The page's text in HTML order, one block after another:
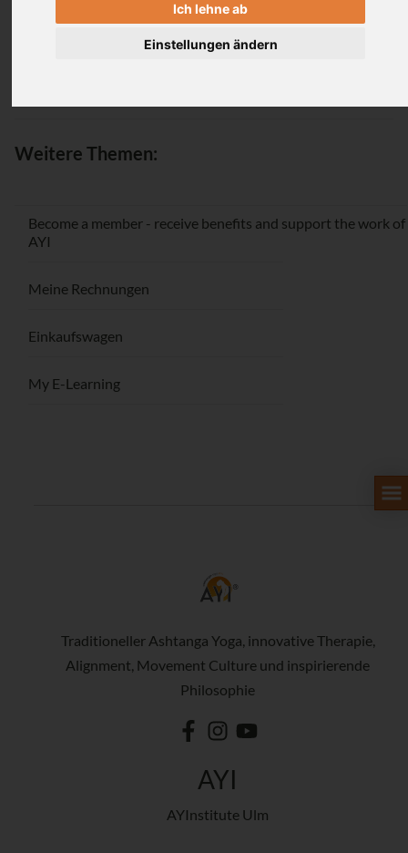
Ich lehne ab
Einstellungen ändern
Passwort vergessen / Registrieren
Weitere Themen:
Become a member - receive benefits and support the work of
AYI
Meine Rechnungen
Einkaufswagen
My E-Learning
Traditioneller Ashtanga Yoga, innovative Therapie,
Alignment, Movement Culture und inspirierende
Philosophie
AYI
AYInstitute Ulm